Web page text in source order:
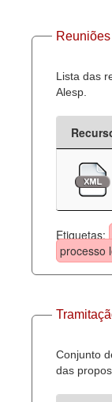
Lista das
Alesp.
Etiquetas:
processo
Conjunto
das